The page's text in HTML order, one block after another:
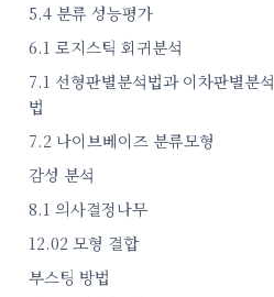
5.4 분류 성능평가
6.1 로지스틱 회귀분석
7.1 선형판별분석법과 이차판별분석
법
7.2 나이브베이즈 분류모형
감성 분석
8.1 의사결정나무
12.02 모형 결합
부스팅 방법